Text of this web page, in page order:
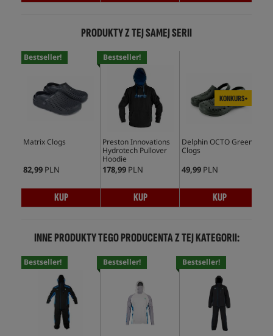
PRODUKTY Z TEJ SAMEJ SERII
Bestseller!
Matrix Clogs
82,99 PLN
KUP
Bestseller!
Preston Innovations
Hydrotech Pullover
Hoodie
178,99 PLN
KUP
KONKURS+
Delphin OCTO Green
Clogs
49,99 PLN
KUP
INNE PRODUKTY TEGO PRODUCENTA Z TEJ KATEGORII:
Bestseller! Bestseller! Bestseller!